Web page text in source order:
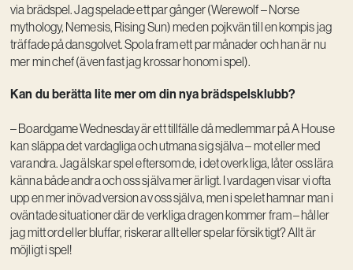
via brädspel. Jag spelade ett par gånger (Werewolf – Norse
mythology, Nemesis, Rising Sun) med en pojkvän till en kompis jag
träffade på dansgolvet. Spola fram ett par månader och han är nu
mer min chef (även fast jag krossar honom i spel).
Kan du berätta lite mer om din nya brädspelsklubb?
– Boardgame Wednesday är ett tillfälle då medlemmar på A House
kan släppa det vardagliga och utmana sig själva – mot eller med
varandra. Jag älskar spel eftersom de, i det overkliga, låter oss lära
känna både andra och oss själva mer ärligt. I vardagen visar vi ofta
upp en mer inövad version av oss själva, men i spelet hamnar man i
oväntade situationer där de verkliga dragen kommer fram – håller
jag mitt ord eller bluffar, riskerar allt eller spelar försiktigt? Allt är
möjligt i spel!